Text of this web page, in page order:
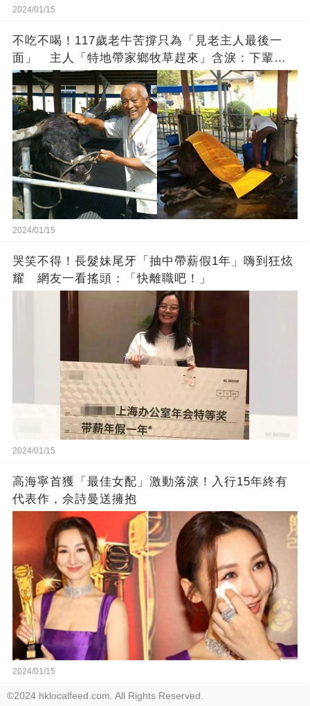
2024/01/15
不吃不喝！117歲老牛苦撐只為「見老主人最後一
面」 主人「特地帶家鄉牧草趕來」含淚：下輩子
找個好人家
2024/01/15
哭笑不得！長髮妹尾牙「抽中帶薪假1年」嗨到狂炫
耀 網友一看搖頭：「快離職吧！」
2024/01/15
高海寧首獲「最佳女配」激動落淚！入行15年終有
代表作，佘詩曼送擁抱
2024/01/15
©2024 hklocalfeed.com. All Rights Reserved.